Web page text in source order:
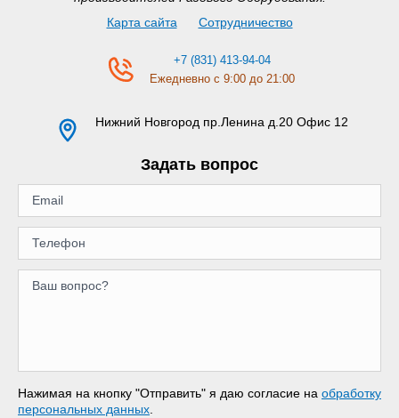
Карта сайта
Сотрудничество
+7 (831) 413-94-04
Ежедневно с 9:00 до 21:00
Нижний Новгород пр.Ленина д.20 Офис 12
Задать вопрос
Нажимая на кнопку "Отправить" я даю согласие на обработку
персональных данных.